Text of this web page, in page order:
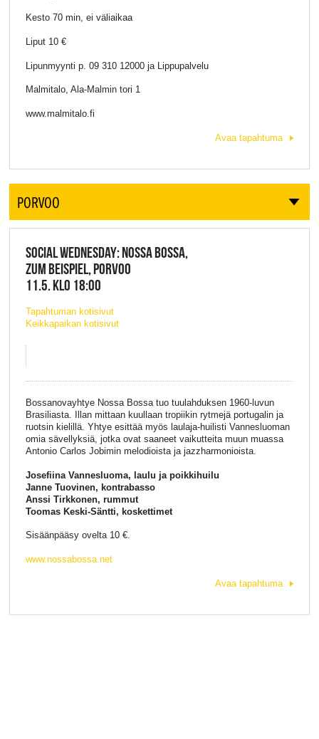
Kesto 70 min, ei väliaikaa
Liput 10 €
Lipunmyynti p. 09 310 12000 ja Lippupalvelu
Malmitalo, Ala-Malmin tori 1
www.malmitalo.fi
Avaa tapahtuma
PORVOO
SOCIAL WEDNESDAY: NOSSA BOSSA,
ZUM BEISPIEL, PORVOO
11.5. KLO 18:00
Tapahtuman kotisivut
Keikkapaikan kotisivut
Bossanovayhtye Nossa Bossa tuo tuulahduksen 1960-luvun
Brasiliasta. Illan mittaan kuullaan tropiikin rytmejä portugalin ja
ruotsin kielillä. Yhtye esittää myös laulaja-huilisti Vannesluoman
omia sävellyksiä, jotka ovat saaneet vaikutteita muun muassa
Antonio Carlos Jobimin melodioista ja jazzharmonioista.
Josefiina Vannesluoma, laulu ja poikkihuilu
Janne Tuovinen, kontrabasso
Anssi Tirkkonen, rummut
Toomas Keski-Säntti, koskettimet
Sisäänpääsy ovelta 10 €.
www.nossabossa.net
Avaa tapahtuma